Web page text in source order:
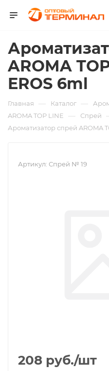
AROMA
EROS 6ml
Главная — Каталог —
AROMA TOP LINE — Спрей
Ароматизатор спрей AROMA
Артикул: Спрей № 19
208 руб./шт